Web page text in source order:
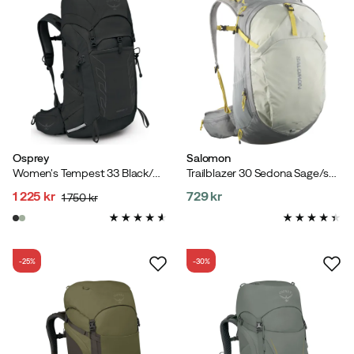
Osprey
Women's Tempest 33 Black/Coal Grey
discounted
1 225 kr
original
1 750 kr
Salomon
Trailblazer 30 Sedona Sage/seagrass/cress Green
729 kr
-25% -30%